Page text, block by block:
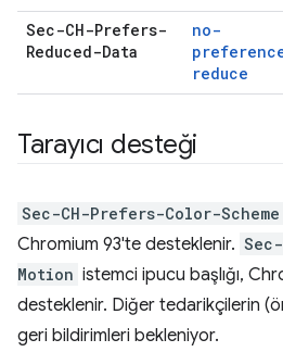
Sec-CH-Prefers-
Reduced-Data
no-
reduce
Tarayıcı desteği
Sec-CH-Prefers-Color-Scheme
Chromium 93'te desteklenir.
Motion istemci ipucu başlığı,
desteklenir. Diğer tedarikçilerin
geri bildirimleri bekleniyor.